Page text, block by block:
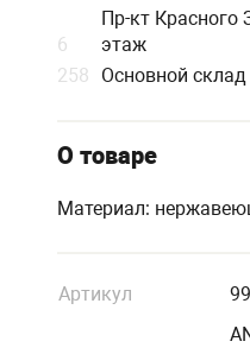
6
Пр-кт Красного
этаж
258
Основной склад
О товаре
Материал:
Артикул